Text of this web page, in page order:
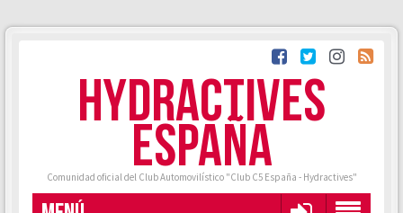
HYDRACTIVES
ESPAÑA
Comunidad oficial del Club Automovilístico "Club C5 España - Hydractives"